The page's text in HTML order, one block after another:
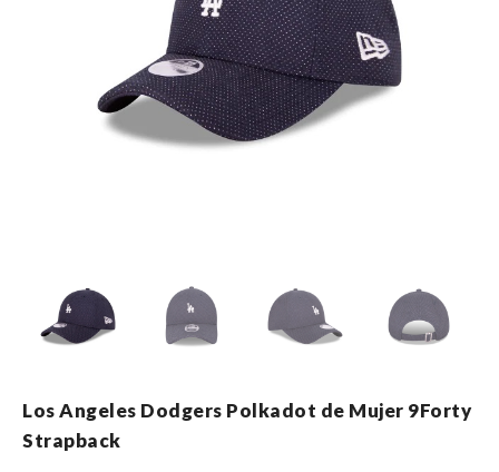
Los Angeles Dodgers Polkadot de Mujer 9Forty
Strapback